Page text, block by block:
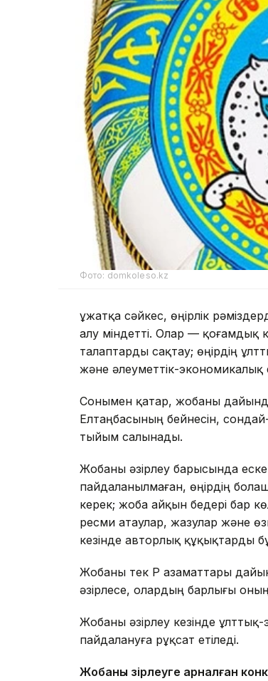
Фото: domkoleso.kz
Құжатқа сәйкес, өңірлік
алу міндетті. Олар — қоғамдық
талаптарды сақтау; өңірдің
және әлеуметтік-экономикалық
Сонымен қатар, жобаны
Елтаңбасының бейнесін,
тыйым салынады.
Жобаны әзірлеу барысында
пайдаланылмаған, өңірдің
керек; жоба айқын бедері бар
ресми атаулар, жазулар және
кезінде авторлық құқықтарды
Жобаны тек ҚР азаматтары
әзірлесе, олардың барлығы
Жобаны әзірлеу кезінде
пайдалануға рұқсат етіледі.
Жобаны әзірлеуге арналған